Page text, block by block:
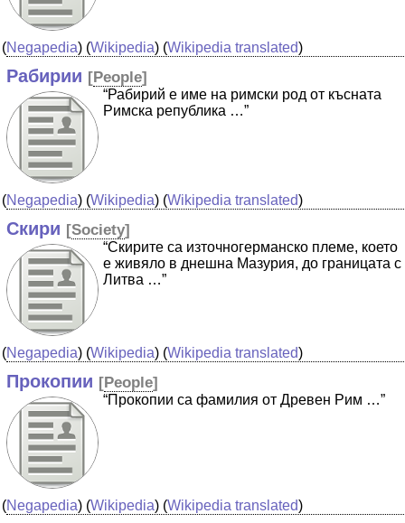
(Negapedia) (Wikipedia) (Wikipedia translated)
Рабирии [People]
“Рабирий e име на римски род от късната
Римска република …”
(Negapedia) (Wikipedia) (Wikipedia translated)
Скири [Society]
“Скирите са източногерманско племе, което
е живяло в днешна Мазурия, до границата с
Литва …”
(Negapedia) (Wikipedia) (Wikipedia translated)
Прокопии [People]
“Прокопии са фамилия от Древен Рим …”
(Negapedia) (Wikipedia) (Wikipedia translated)